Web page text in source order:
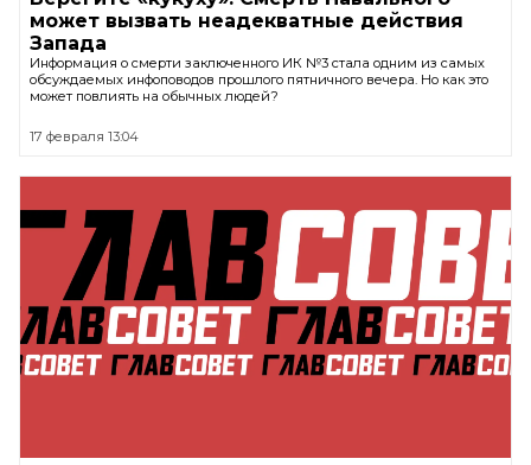
может вызвать неадекватные действия
Запада
Информация о смерти заключенного ИК №3 стала одним из самых
обсуждаемых инфоповодов прошлого пятничного вечера. Но как это
может повлиять на обычных людей?
17 февраля 13:04